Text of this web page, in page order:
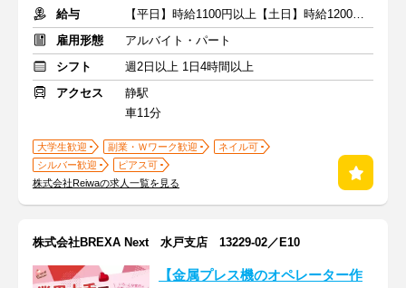
給与
【平日】時給1100円以上【土日】時給1200円以上＋交通費
雇用形態
アルバイト・パート
シフト
週2日以上 1日4時間以上
アクセス
静駅
車11分
大学生歓迎 副業・Ｗワーク歓迎
ネイル可
シルバー歓迎
ピアス可
株式会社Reiwaの求人一覧を見る
株式会社BREXA Next 水戸支店 13229-02／E10
【金属プレス機のオペレーター作